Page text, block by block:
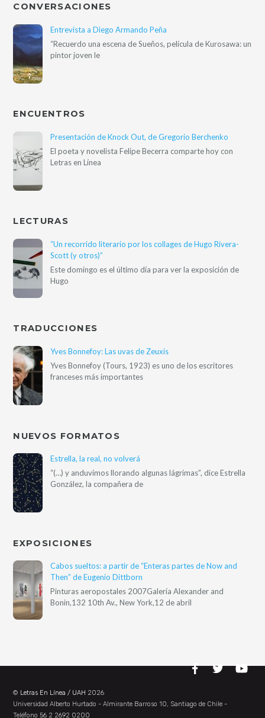
CONVERSACIONES
Entrevista a Diego Armando Peña
“Recuerdo una escena de Sueños, película de Kurosawa: un
pintor joven le
ENCUENTROS
Presentación de Knock Out, de Gregorio Berchenko
El poeta y novelista Felipe Becerra comparte hoy con
Letras en Línea
LECTURAS
“Un recorrido literario por los collages de Hugo Rivera-
Scott (y otros)”
Este domingo es el último día para ver la exposición de
Hugo
TRADUCCIONES
Yves Bonnefoy: Las uvas de Zeuxis
Yves Bonnefoy (Tours, 1923) es uno de los escritores
franceses más importantes
NUEVOS FORMATOS
Estrella, la real, no volverá
“(…) y anduvimos llorando algunas lágrimas”, dice Estrella
González, la compañera de
EXPOSICIONES
Cabos sueltos: a partir de “Enteras partes de Now and
Then” de Eugenio Dittborn
Pinturas aeropostales 2007Galería Alexander and
Bonin,132 10th Av., New York,12 de abril
© Letras En Línea / UAH 2026
Universidad Alberto Hurtado - Almirante Barroso 10, Santiago de Chile -
Teléfono 56 2 2692 0200